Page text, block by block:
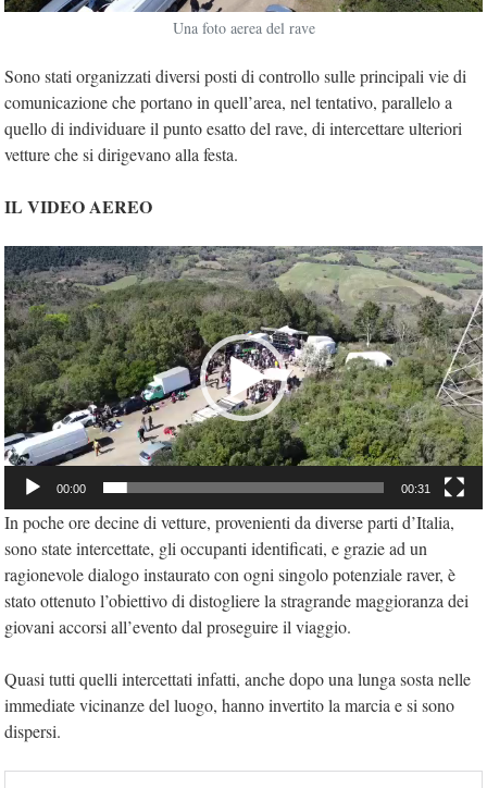
Una foto aerea del rave
Sono stati organizzati diversi posti di controllo sulle principali vie di
comunicazione che portano in quell’area, nel tentativo, parallelo a
quello di individuare il punto esatto del rave, di intercettare ulteriori
vetture che si dirigevano alla festa.
IL VIDEO AEREO
Video
Player
00:00 00:31
In poche ore decine di vetture, provenienti da diverse parti d’Italia,
sono state intercettate, gli occupanti identificati, e grazie ad un
ragionevole dialogo instaurato con ogni singolo potenziale raver, è
stato ottenuto l’obiettivo di distogliere la stragrande maggioranza dei
giovani accorsi all’evento dal proseguire il viaggio.
Quasi tutti quelli intercettati infatti, anche dopo una lunga sosta nelle
immediate vicinanze del luogo, hanno invertito la marcia e si sono
dispersi.